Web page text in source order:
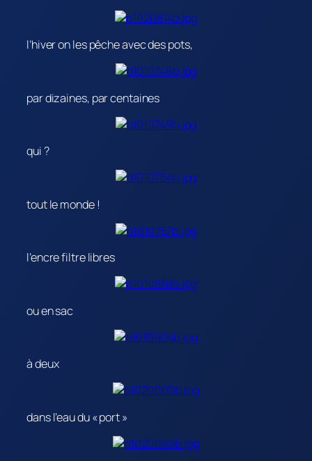
l’hiver on les pêche avec des pots,
par dizaines, par centaines
qui ?
tout le monde !
l’encre filtre libres
ou en sac
à deux
dans l’eau du « port »